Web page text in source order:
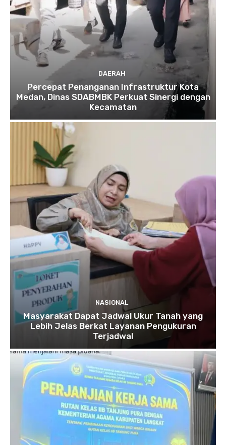
DAERAH
Percepat Penanganan Infrastruktur Kota
Medan, Dinas SDABMBK Perkuat Sinergi dengan
Kecamatan
NASIONAL
Masyarakat Dapat Jadwal Ukur Tanah yang
Lebih Jelas Berkat Layanan Pengukuran
Terjadwal